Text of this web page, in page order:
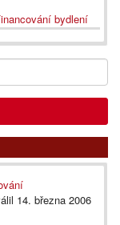
bydlení
14. března 2006